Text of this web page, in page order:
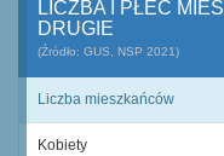
LICZBA I PŁEĆ
DRUGIE
(Źródło: GUS, NSP 2021)
Liczba mieszkańców
Kobiety